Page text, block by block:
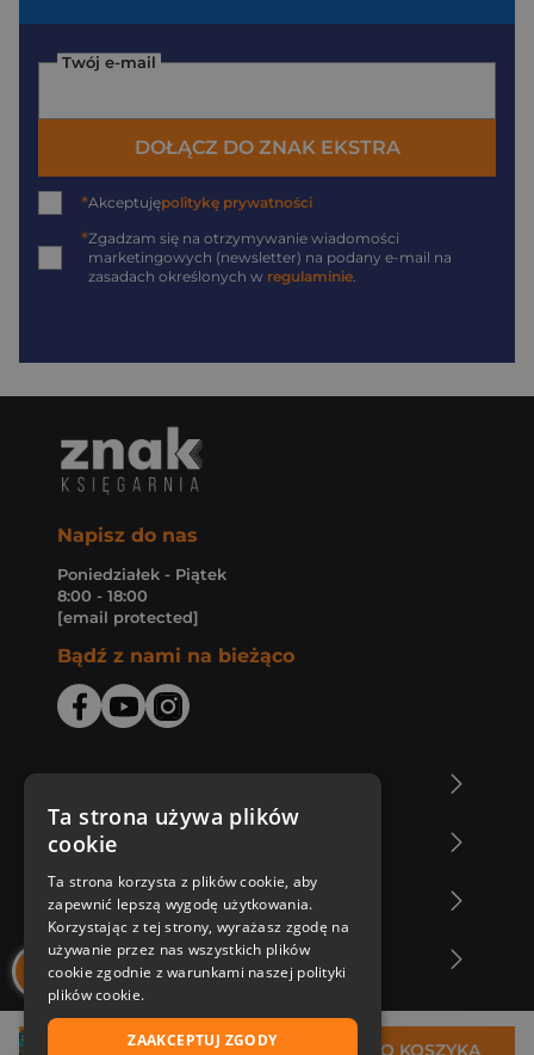
13,99 zł DO KOSZYKA
Twój e-mail
DOŁĄCZ DO ZNAK EKSTRA
*Akceptujępolitykę prywatności
*Zgadzam się na otrzymywanie wiadomości
marketingowych (newsletter) na podany e-mail na
zasadach określonych w regulaminie
Napisz do nas
Poniedziałek - Piątek
8:00 - 18:00
[email protected]
Bądź z nami na bieżąco
Zakupy u nas
Nasza oferta
Nasi autorzy
Ta strona używa plików
cookie
Ta strona korzysta z plików cookie, aby
zapewnić lepszą wygodę użytkowania.
Korzystając z tej strony, wyrażasz zgodę na
używanie przez nas wszystkich plików
cookie zgodnie z warunkami naszej polityki
plików cookie.
ZAAKCEPTUJ ZGODY